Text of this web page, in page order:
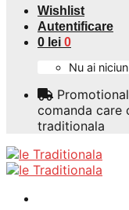
Wishlist
Autentificare
0 lei 0
Nu ai
comanda care
traditionala